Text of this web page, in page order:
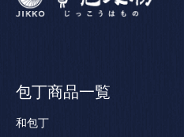
包丁商品一覧
和包丁